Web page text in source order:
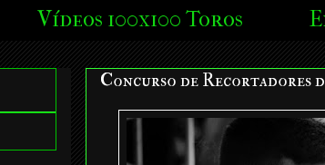
Vídeos 100x100 Toros
Concurso de Recortadores